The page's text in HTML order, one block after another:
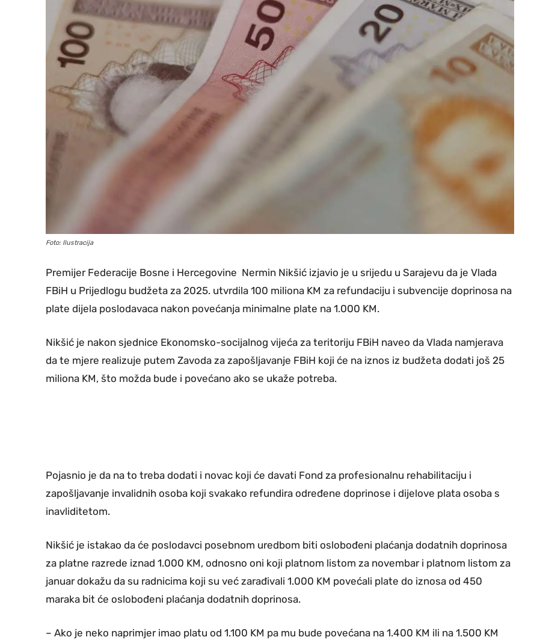
Foto: Ilustracija
Premijer Federacije Bosne i Hercegovine Nermin Nikšić izjavio je u srijedu u Sarajevu da je Vlada
FBiH u Prijedlogu budžeta za 2025. utvrdila 100 miliona KM za refundaciju i subvencije doprinosa na
plate dijela poslodavaca nakon povećanja minimalne plate na 1.000 KM.
Nikšić je nakon sjednice Ekonomsko-socijalnog vijeća za teritoriju FBiH naveo da Vlada namjerava
da te mjere realizuje putem Zavoda za zapošljavanje FBiH koji će na iznos iz budžeta dodati još 25
miliona KM, što možda bude i povećano ako se ukaže potreba.
Pojasnio je da na to treba dodati i novac koji će davati Fond za profesionalnu rehabilitaciju i
zapošljavanje invalidnih osoba koji svakako refundira određene doprinose i dijelove plata osoba s
inavliditetom.
Nikšić je istakao da će poslodavci posebnom uredbom biti oslobođeni plaćanja dodatnih doprinosa
za platne razrede iznad 1.000 KM, odnosno oni koji platnom listom za novembar i platnom listom za
januar dokažu da su radnicima koji su već zarađivali 1.000 KM povećali plate do iznosa od 450
maraka bit će oslobođeni plaćanja dodatnih doprinosa.
– Ako je neko naprimjer imao platu od 1.100 KM pa mu bude povećana na 1.400 KM ili na 1.500 KM